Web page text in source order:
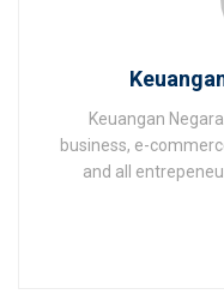
Keuangan
business, e-
and all